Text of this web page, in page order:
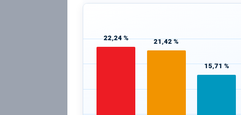
22,24 % 21,42 %
15,71 %